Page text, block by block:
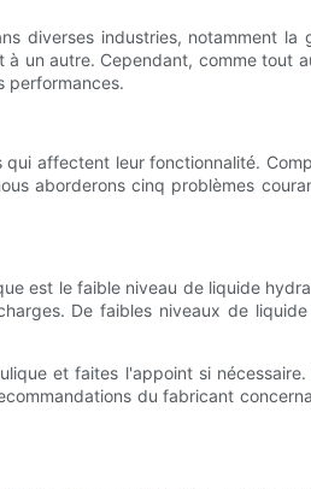
diverses industries, notamment
un autre. Cependant, comme tout
performances.
affectent leur fonctionnalité.
aborderons cinq problèmes
est le faible niveau de liquide
De faibles niveaux de
et faites l'appoint si
du fabricant